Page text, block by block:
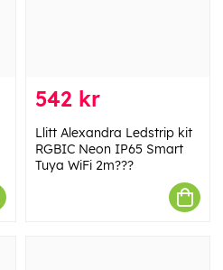
542 kr
Llitt Alexandra Ledstrip kit
RGBIC Neon IP65 Smart
Tuya WiFi 2m???